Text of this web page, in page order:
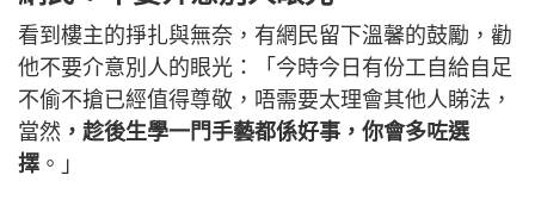
看到樓主的掙扎與無奈，有網民留下溫馨的鼓勵，勸
他不要介意別人的眼光：「今時今日有份工自給自足
不偷不搶已經值得尊敬，唔需要太理會其他人睇法，
當然 ，趁後生學一門手藝都係好事，你會多咗選
擇 。」